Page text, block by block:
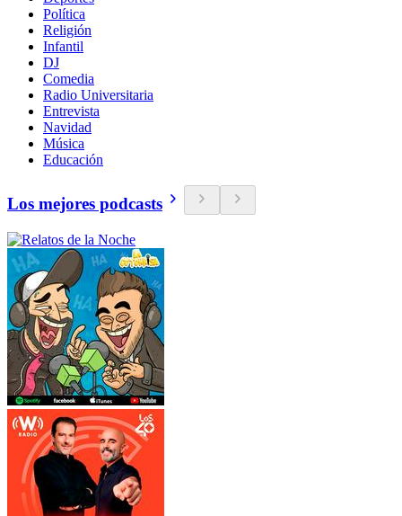
Política
Religión
Infantil
DJ
Comedia
Radio Universitaria
Entrevista
Navidad
Música
Educación
Los mejores podcasts